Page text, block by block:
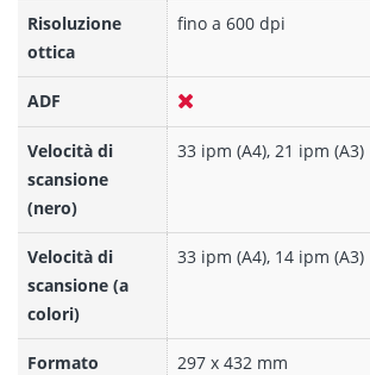
Risoluzione
ottica
fino a 600 dpi
ADF
Velocità di
scansione
(nero)
33 ipm (A4), 21 ipm (A3)
Velocità di
scansione (a
colori)
33 ipm (A4), 14 ipm (A3)
Formato
297 x 432 mm